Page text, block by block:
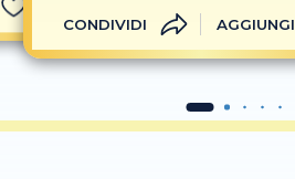
CONDIVIDI AGGIUNGI